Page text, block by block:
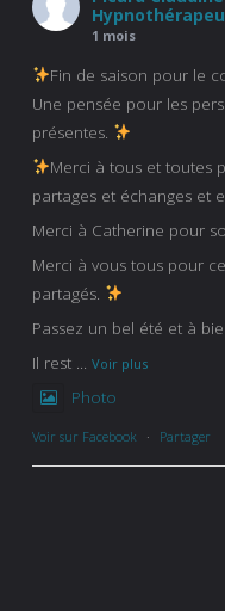
1 mois
Fin de saison pour le
Une pensée pour les
présentes.
Merci à tous et toutes
partages et échanges et
Merci à Catherine pour
Merci à vous tous pour
partagés.
Passez un bel été et à
Il rest
Voir plus
Photo
Voir sur Facebook · Partager